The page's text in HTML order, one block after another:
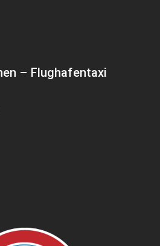
– Flughafentaxi